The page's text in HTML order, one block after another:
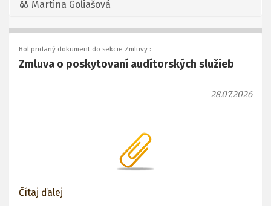
Martina Goliašová
Bol pridaný dokument do sekcie Zmluvy :
Zmluva o poskytovaní audítorských služieb
28.07.2026
Čítaj ďalej